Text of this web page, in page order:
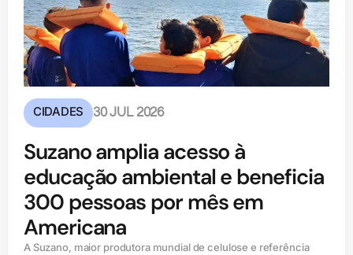
CIDADES 30 JUL 2026
Suzano amplia acesso à
educação ambiental e beneficia
300 pessoas por mês em
Americana
A Suzano, maior produtora mundial de celulose e referência